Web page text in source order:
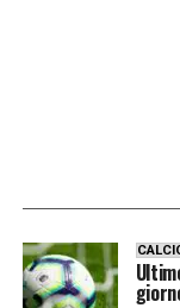
LA PLAYLIST